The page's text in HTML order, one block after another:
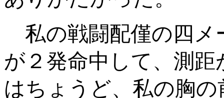
私の戦闘配僅の四メ
が２発命中して、測
はちょうど、私の胸